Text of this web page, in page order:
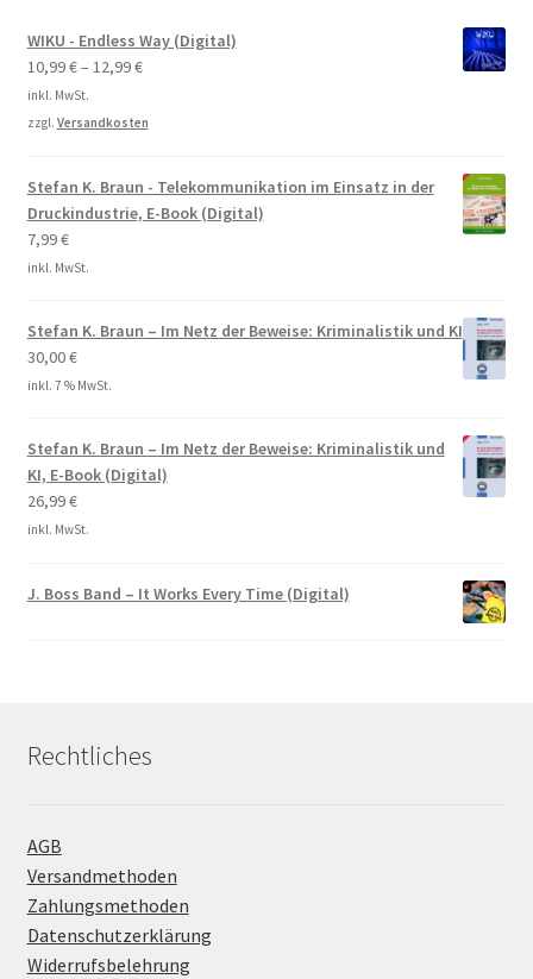
WIKU - Endless Way (Digital)
10,99€– 12,99€
inkl. MwSt.
zzgl. Versandkosten
Stefan K. Braun - Telekommunikation im Einsatz in der
Druckindustrie, E-Book (Digital)
7,99€
inkl. MwSt.
Stefan K. Braun – Im Netz der Beweise: Kriminalistik und KI
30,00€
inkl. 7 % MwSt.
Stefan K. Braun – Im Netz der Beweise: Kriminalistik und
KI, E-Book (Digital)
26,99€
inkl. MwSt.
J. Boss Band – It Works Every Time (Digital)
Rechtliches
AGB
Versandmethoden
Zahlungsmethoden
Datenschutzerklärung
Widerrufsbelehrung